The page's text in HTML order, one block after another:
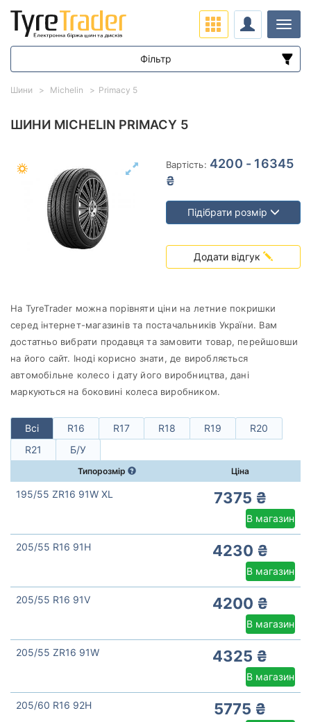
ШИНИ MICHELIN PRIMACY 5
Вартість: 4200 - 16345
₴
Підібрати розмір
Додати відгук
На TyreTrader можна порівняти ціни на летние покришки
серед інтернет-магазинів та постачальників України. Вам
достатньо вибрати продавця та замовити товар, перейшовши
на його сайт. Іноді корисно знати, де виробляється
автомобільне колесо і дату його виробництва, дані
маркуються на боковині колеса виробником.
Всі R16 R17 R18 R19
R20
R21
Б/У
Типорозмір Ціна
195/55 ZR16 91W XL 7375 ₴
В магазин
205/55 R16 91H 4230 ₴
В магазин
205/55 R16 91V 4200 ₴
В магазин
205/55 ZR16 91W 4325 ₴
В магазин
205/60 R16 92H 5775 ₴
Шини Michelin Primacy 5
Фільтр
Діапазон цін
Michelin
Всі бренди
Тип транспортного засобу
Посилена шина
Скинути